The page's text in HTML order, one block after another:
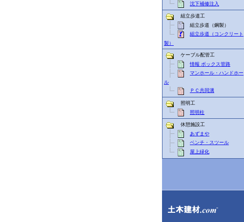
沈下補修注入
組立歩道工
組立歩道（鋼製）
組立歩道（コンクリート
製）
ケーブル配管工
情報 ボックス管路
マンホール・ハンドホー
ル
ＰＣ共同溝
照明工
照明柱
休憩施設工
あずまや
ベンチ・スツール
屋上緑化